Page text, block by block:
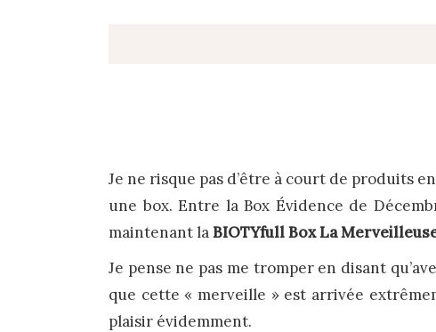
Je ne risque pas d’être à court de produits
une box. Entre la Box Évidence de
maintenant laBIOTYfull Box La
Je pense ne pas me tromper en disant
que cette « merveille » est arrivée
plaisir évidemment.